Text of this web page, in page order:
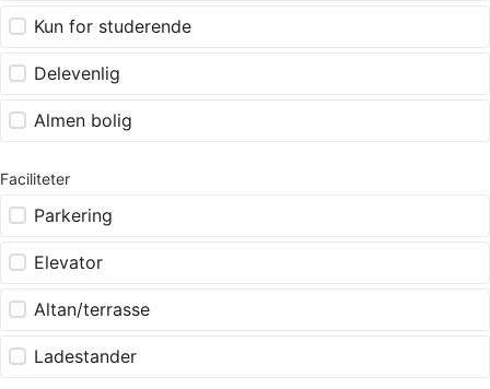
Kun for studerende
Delevenlig
Almen bolig
Faciliteter
Parkering
Elevator
Altan/terrasse
Ladestander